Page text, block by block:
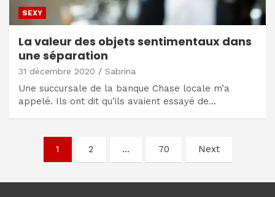
SEXY
La valeur des objets sentimentaux dans
une séparation
31 décembre 2020 Sabrina
Une succursale de la banque Chase locale m’a
appelé. Ils ont dit qu’ils avaient essayé de…
Navigation
articles
1 2 … 70 Next